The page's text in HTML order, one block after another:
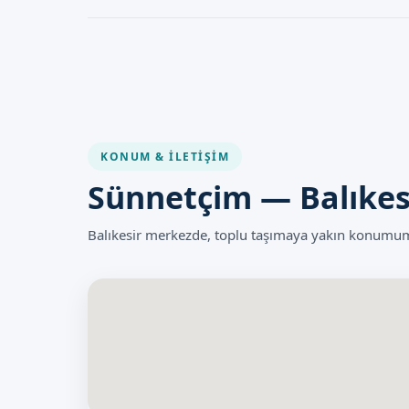
KONUM & İLETIŞIM
Sünnetçim —
Balıkesir merkezde, toplu taşımaya yakın